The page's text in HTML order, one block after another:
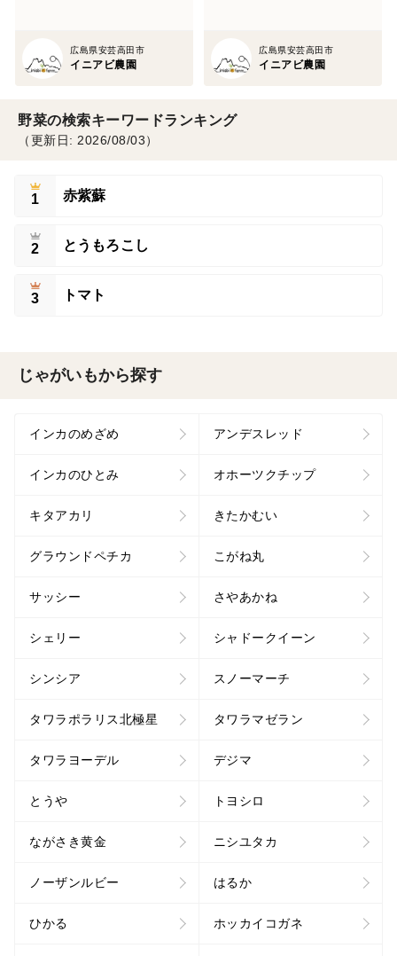
広島県安芸高田市
イニアビ農園
広島県安芸高田市
イニアビ農園
野菜の検索キーワードランキング
（更新日: 2026/08/03）
1 赤紫蘇
2 とうもろこし
3 トマト
じゃがいもから探す
インカのめざめ アンデスレッド
インカのひとみ オホーツクチップ
キタアカリ きたかむい
グラウンドペチカ こがね丸
サッシー さやあかね
シェリー シャドークイーン
シンシア スノーマーチ
タワラポラリス北極星 タワラマゼラン
タワラヨーデル デジマ
とうや トヨシロ
ながさき黄金 ニシユタカ
ノーザンルビー はるか
ひかる ホッカイコガネ